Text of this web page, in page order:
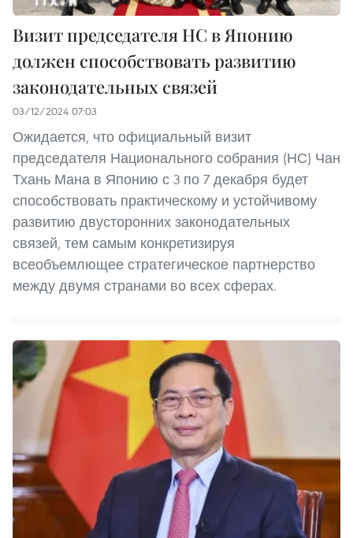
Визит председателя НС в Японию
должен способствовать развитию
законодательных связей
03/12/2024 07:03
Ожидается, что официальный визит
председателя Национального собрания (НС) Чан
Тхань Мана в Японию с 3 по 7 декабря будет
способствовать практическому и устойчивому
развитию двусторонних законодательных
связей, тем самым конкретизируя
всеобъемлющее стратегическое партнерство
между двумя странами во всех сферах.